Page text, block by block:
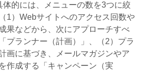
的には、メニューの数を3つに絞
1）Webサイトへのアクセス回数や
果などから、次にアプローチすべ
プランナー（計画）」、（2）プラ
画に基づき、メールマガジンやア
作成する「キャンペーン（実